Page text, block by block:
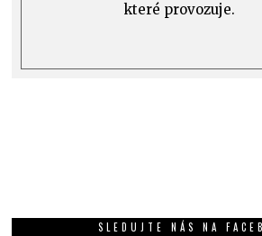
které provozuje.
SLEDUJTE NÁS NA